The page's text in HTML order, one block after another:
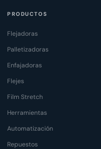
PRODUCTOS
Flejadoras
Palletizadoras
Enfajadoras
Flejes
Film Stretch
Herramientas
Automatización
Repuestos